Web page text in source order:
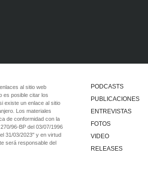
PODCASTS
PUBLICACIONES
ENTREVISTAS
FOTOS
VIDEO
RELEASES
al sitio web
es posible citar los
existe un enlace al sitio
Los materiales
de conformidad con la
96-ВР del 03/07/1996
31/03/2023" y en virtud
será responsable del